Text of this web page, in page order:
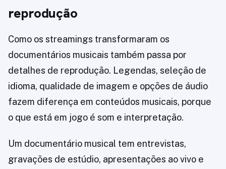
reprodução
Como os streamings transformaram os
documentários musicais também passa por
detalhes de reprodução. Legendas, seleção de
idioma, qualidade de imagem e opções de áudio
fazem diferença em conteúdos musicais, porque
o que está em jogo é som e interpretação.
Um documentário musical tem entrevistas,
gravações de estúdio, apresentações ao vivo e